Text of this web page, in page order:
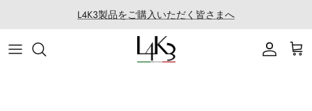
ッ
プ
L4K3製品をご購入いただく皆さまへ
ITEM
STORY
MACARON series
About LABORATORIO